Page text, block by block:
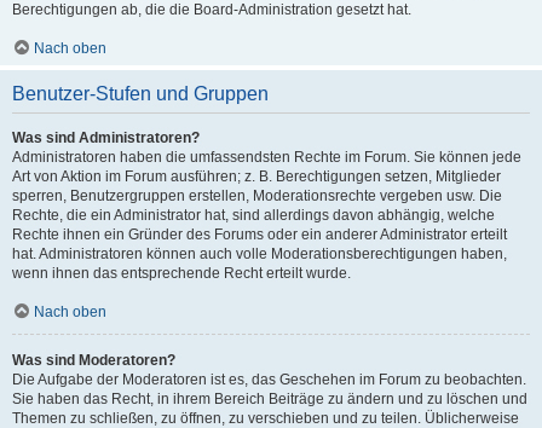
Berechtigungen ab, die die Board-Administration gesetzt hat.
Nach oben
Benutzer-Stufen und Gruppen
Was sind Administratoren?
Administratoren haben die umfassendsten Rechte im Forum. Sie können jede
Art von Aktion im Forum ausführen; z. B. Berechtigungen setzen, Mitglieder
sperren, Benutzergruppen erstellen, Moderationsrechte vergeben usw. Die
Rechte, die ein Administrator hat, sind allerdings davon abhängig, welche
Rechte ihnen ein Gründer des Forums oder ein anderer Administrator erteilt
hat. Administratoren können auch volle Moderationsberechtigungen haben,
wenn ihnen das entsprechende Recht erteilt wurde.
Nach oben
Was sind Moderatoren?
Die Aufgabe der Moderatoren ist es, das Geschehen im Forum zu beobachten.
Sie haben das Recht, in ihrem Bereich Beiträge zu ändern und zu löschen und
Themen zu schließen, zu öffnen, zu verschieben und zu teilen. Üblicherweise